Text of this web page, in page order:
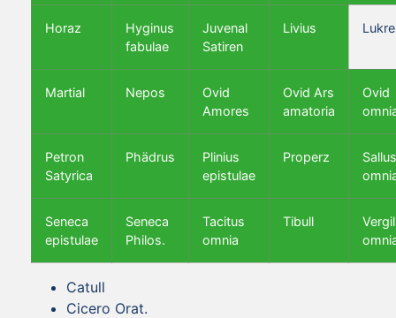
Horaz
Hyginus
fabulae
Juvenal
Satiren
Livius
Martial Nepos
Ovid
Amores
Ovid Ars
amatoria
Ovid
Petron
Satyrica
Phädrus
Plinius
epistulae
Properz
Seneca
epistulae
Seneca
Philos.
Tacitus
omnia
Tibull
Vergil
Catull
Cicero Orat.